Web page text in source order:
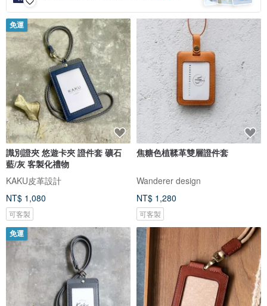
免運
識別證夾 悠遊卡夾 證件套 礦石
藍/灰 客製化禮物
KAKU皮革設計
NT$ 1,080
可客製
焦糖色植鞣革雙層證件套
Wanderer design
NT$ 1,280
可客製
免運